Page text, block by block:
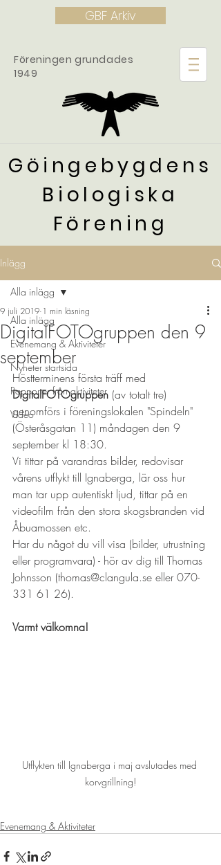
GBF Arkiv
Föreningen grundades
1949
Göingebygdens
Biologiska
Förening
Inlägg
Alla inlägg
Evenemang & Aktiviteter
Nyheter startsida
Rapporter från aktiviteter
Video
Alla inlägg
DigitalFOTOgruppen den 9
september
9 juli 2019 1 min läsning
Höstterminens första träff med
DigitalFOTOgruppen (av totalt tre)
genomförs i föreningslokalen "Spindeln"
(Österåsgatan 11) måndagen den 9
september kl 18:30.
Vi tittar på varandras bilder, redovisar
vårens utflykt till Ignaberga, lär oss hur
man tar upp autentiskt ljud, tittar på en
videofilm från den stora skogsbranden vid
Åbuamossen etc.
Har du något du vill visa (bilder, utrustning
eller programvara) - hör av dig till Thomas
Johnsson (thomas@clangula.se eller 070-
331 61 26).
Varmt välkomna!
Utflykten till Ignaberga i maj avslutades med
korvgrillning!
Evenemang & Aktiviteter